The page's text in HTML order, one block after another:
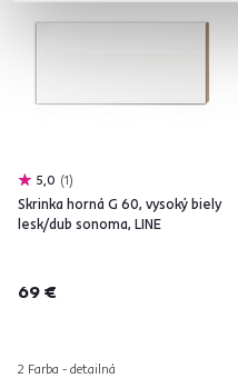
5,0 1
Skrinka horná G 60, vysoký biely
lesk/dub sonoma, LINE
69 €
2 Farba - detailná